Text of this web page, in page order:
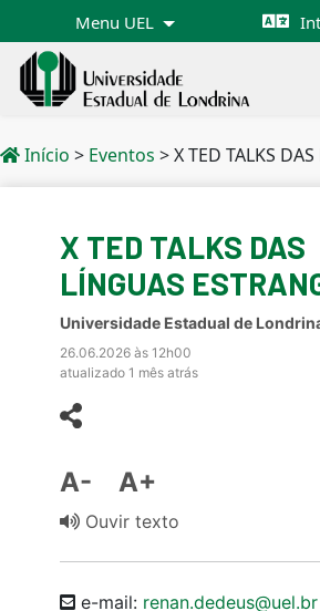
Menu UEL
Início > Eventos >X TED TALKS DAS
X TED TALKS DAS
LÍNGUAS
Universidade Estadual de
26.06.2026 às 12h00
atualizado 1 mês atrás
A- A+
Ouvir texto
e-mail: renan.dedeus@uel.br